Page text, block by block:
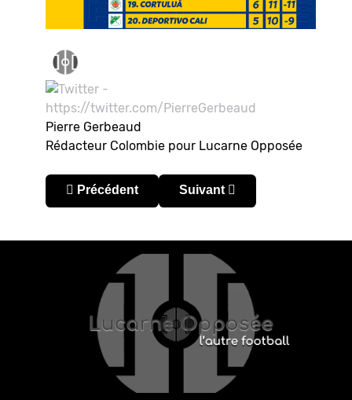
Pierre Gerbeaud
Rédacteur Colombie pour Lucarne Opposée
Article précédent : Colombie – Liga BetPlay
Précédent Article suivant : Colombie :
Suivant